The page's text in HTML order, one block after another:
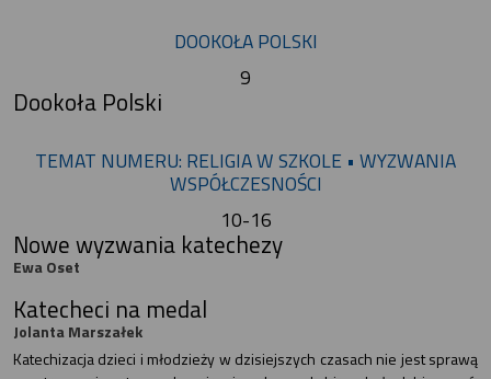
DOOKOŁA POLSKI
9
Dookoła Polski
TEMAT NUMERU: RELIGIA W SZKOLE • WYZWANIA
WSPÓŁCZESNOŚCI
10-16
Nowe wyzwania katechezy
Ewa Oset
Katecheci na medal
Jolanta Marszałek
Katechizacja dzieci i młodzieży w dzisiejszych czasach nie jest sprawą